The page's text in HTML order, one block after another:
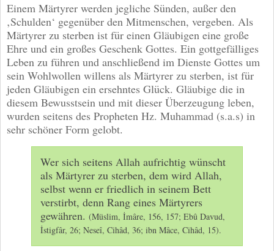
Einem Märtyrer werden jegliche Sünden, außer den
‚Schulden‘ gegenüber den Mitmenschen, vergeben. Als
Märtyrer zu sterben ist für einen Gläubigen eine große
Ehre und ein großes Geschenk Gottes. Ein gottgefälliges
Leben zu führen und anschließend im Dienste Gottes um
sein Wohlwollen willens als Märtyrer zu sterben, ist für
jeden Gläubigen ein ersehntes Glück. Gläubige die in
diesem Bewusstsein und mit dieser Überzeugung leben,
wurden seitens des Propheten Hz. Muhammad (s.a.s) in
sehr schöner Form gelobt.
Wer sich seitens Allah aufrichtig wünscht
als Märtyrer zu sterben, dem wird Allah,
selbst wenn er friedlich in seinem Bett
verstirbt, denn Rang eines Märtyrers
gewähren. (Müslim, İmâre, 156, 157; Ebû Davud,
İstigfâr, 26; Neseî, Cihâd, 36; ibn Mâce, Cihâd, 15).